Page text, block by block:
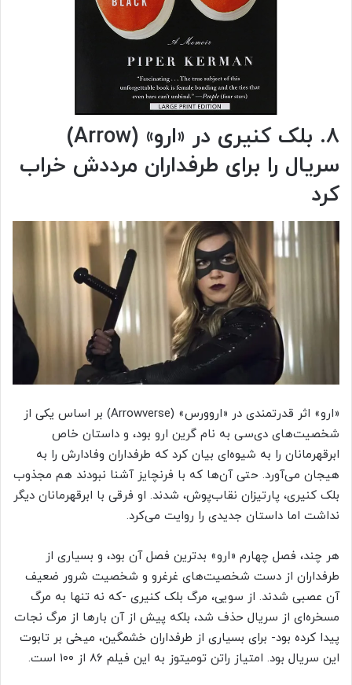
۸. بلک کنیری در «ارو» (Arrow)
سریال را برای طرفداران مرددش خراب
کرد
«ارو» اثر قدرتمندی در «اروورس» (Arrowverse) بر اساس یکی از
شخصیت‌های دی‌سی به نام گرین ارو بود، و داستان خاص
ابرقهرمانان را به شیوه‌ای بیان کرد که طرفداران وفادارش را به
هیجان می‌آورد. حتی آن‌ها که با فرنچایز آشنا نبودند هم مجذوب
بلک کنیری، پارتیزان نقاب‌پوش، شدند. او فرقی با ابرقهرمانان دیگر
نداشت اما داستان جدیدی را روایت می‌کرد.
هر چند، فصل چهارم «ارو» بدترین فصل آن بود، و بسیاری از
طرفداران از دست شخصیت‌های غرغرو و شخصیت شرور ضعیف
آن عصبی شدند. از سویی، مرگ بلک کنیری -که نه‌ تنها به مرگ
مسخره‌ای از سریال حذف شد، بلکه پیش از آن بارها از مرگ نجات
پیدا کرده بود- برای بسیاری از طرفداران خشمگین، میخی بر تابوت
این سریال بود. امتیاز راتن تومیتوز به این فیلم ۸۶ از ۱۰۰ است.